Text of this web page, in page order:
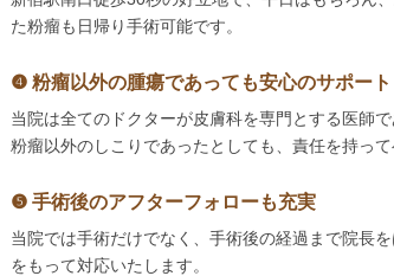
た粉瘤も日帰り手術可能です。
❹ 粉瘤以外の腫瘍であっても安心のサポート
当院は全てのドクターが皮膚科を専門とする医師
粉瘤以外のしこりであったとしても、責任を持っ
❺ 手術後のアフターフォローも充実
当院では手術だけでなく、手術後の経過まで院長
をもって対応いたします。